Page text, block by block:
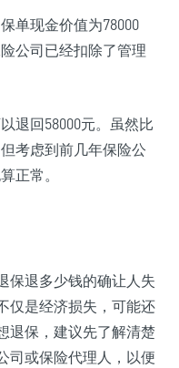
单现金价值为78000
公司已经扣除了管理
退回58000元。虽然比
考虑到前几年保险公
正常。
保退多少钱的确让人失
仅是经济损失，可能还
退保，建议先了解清楚
司或保险代理人，以便